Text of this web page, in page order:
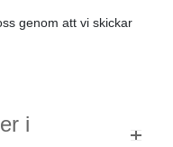
genom att vi skickar
i